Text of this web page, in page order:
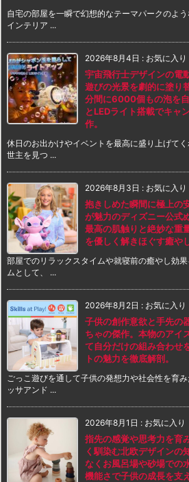
自宅の部屋を一瞬で幻想的なテーマパークのよ
インテリア ...
2026年8月4日 : お気に入り
宇宙飛行士デザインの電
遊びの光景を劇的に塗り
分間に6000個もの泡を
とLEDライト搭載でキャ
作。
休日のお出かけやイベントを最高に盛り上げて
世主を見つ ...
2026年8月3日 : お気に入り
抱きしめた瞬間に極上の
が魅力のディズニー公式
最高の肌触りと絶妙な重
を優しく解きほぐす癒や
部屋でのリラックスタイムや就寝前の癒やし効
ムとして、 ...
2026年8月2日 : お気に入り
子供の創作意欲と手先の
ちゃの傑作。本物のアイ
て自分だけの組み合わせ
トの魅力を徹底解剖。
ごっこ遊びを通して子供の発想力や社会性を育
ッサアンド ...
2026年8月1日 : お気に入り
指先の感覚や思考力を育
く馴染む北欧デザインの
なくお風呂場や砂場での
機能さで子供の成長を支